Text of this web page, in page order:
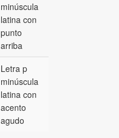
minúscula
latina con
punto
arriba
Letra p
minúscula
latina con
acento
agudo